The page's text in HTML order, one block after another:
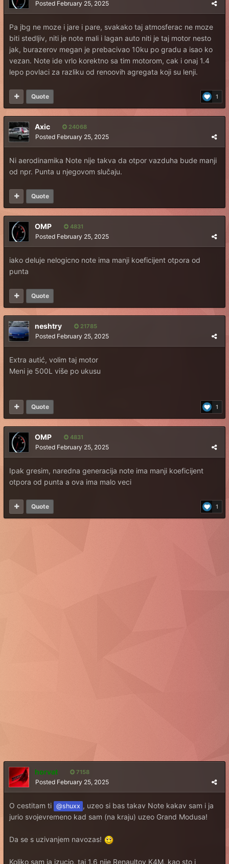
Posted February 25, 2025
Pa jbg ne moze i jare i pare, svakako taj atmosferac ne moze
biti stedljiv, niti je note mali i lagan auto niti je taj motor nesto
jak, burazerov megan je prebacivao 10ku po gradu a isao ko
vezan. Note ide vrlo korektno sa tim motorom, cak i onaj 1.4
lepo povlaci za razliku od renoovih agregata koji su lenji.
1
Quote
Axic 24068
Posted February 25, 2025
Ni aerodinamika Note nije takva da otpor vazduha bude manji
od npr. Punta u njegovom slučaju.
Quote
OMP 4831
Posted February 25, 2025
iako deluje nelogicno note ima manji koeficijent otpora od
punta
Quote
neshtry 21785
Posted February 25, 2025
Extra autić, volim taj motor
Meni je 500L više po ukusu
1
Quote
OMP 4831
Posted February 25, 2025
Ipak gresim, naredna generacija note ima manji koeficijent
otpora od punta a ova ima malo veci
1
Quote
horvat 7158
Posted February 25, 2025
O cestitam ti @shuxx , uzeo si bas takav Note kakav sam i ja
jurio svojevremeno kad sam (na kraju) uzeo Grand Modusa!
Da se s uzivanjem navozas!
Koliko sam ja izucio, taj 1.6 nije Renaultov K4M, kao sto i